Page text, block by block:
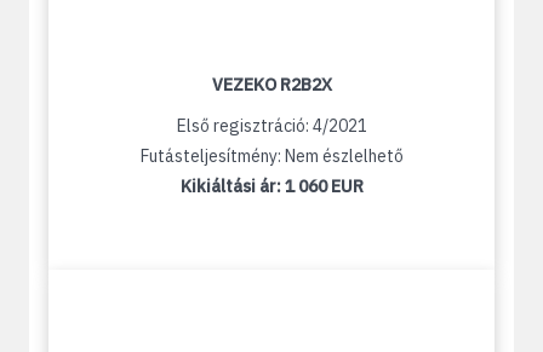
VEZEKO R2B2X
Első regisztráció: 4/2021
Futásteljesítmény: Nem észlelhető
Kikiáltási ár:1 060 EUR